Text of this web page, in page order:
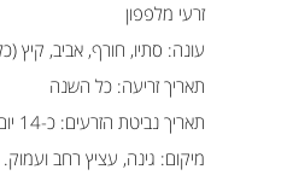
זרעי מלפפון
עונה: סתיו, חורף, אביב, קיץ
תאריך זריעה: כל השנה
תאריך נביטת הזרעים: כ-14 יום לאחר הזריעה.
מיקום: גינה, עציץ רחב ועמוק.